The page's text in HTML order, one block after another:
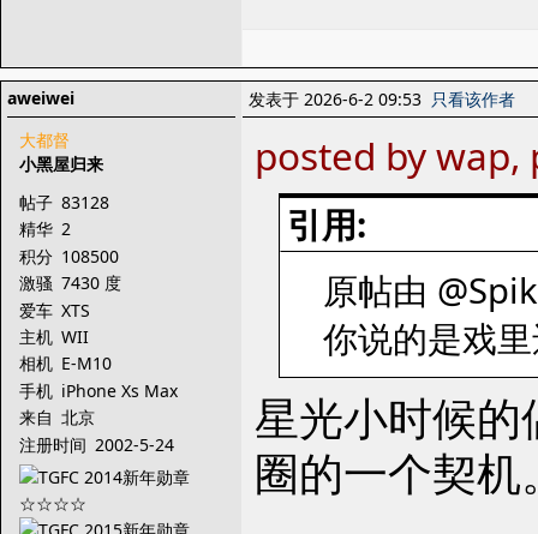
aweiwei
大都督
小黑屋归来
帖子 83128
精华 2
积分 108500
激骚 7430 度
爱车 XTS
主机 WII
相机 E-M10
手机 iPhone Xs Max
来自 北京
注册时间 2002-5-24
发表于 2026-6-2 09:53 只看该作者
posted by wap,
引用:
原帖由
你说的是戏
星光小时候
圈的一个契机